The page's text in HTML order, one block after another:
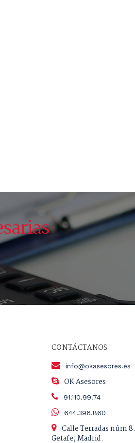
CONTÁCTANOS
info@okasesores.es
OK Asesores
91.110.99.74
644.396.860
Calle Terradas núm 8.
Getafe, Madrid.